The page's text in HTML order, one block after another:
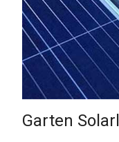
Garten